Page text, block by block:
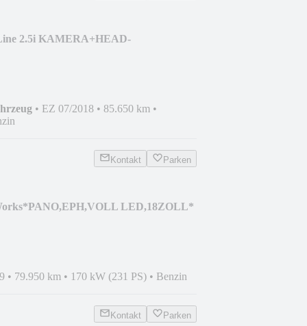
2.5i KAMERA+HEAD-
• EZ 07/2018 • 85.650 km •
Kontakt Parken
LED,18ZOLL*
• 79.950 km • 170 kW (231 PS) • Benzin
Kontakt Parken